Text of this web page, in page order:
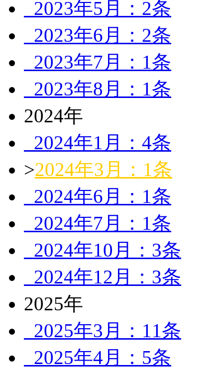
2023年5月：2条
2023年6月：2条
2023年7月：1条
2023年8月：1条
2024年
2024年1月：4条
>2024年3月：1条
2024年6月：1条
2024年7月：1条
2024年10月：3条
2024年12月：3条
2025年
2025年3月：11条
2025年4月：5条